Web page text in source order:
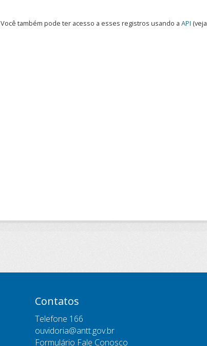
Você também pode ter acesso a esses registros usando a API (veja
Contatos
Telefone 166
ouvidoria@antt.gov.br
Formulário Fale Conosco